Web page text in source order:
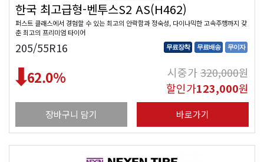
한국 최고급형-벤투스S2 AS(H462)
퍼스트 클래스에서 경험할 수 있는 최고의 안락함과 정숙성, 다이나믹한 고속주행까지 갖
춘 최고의 프리미엄 타이어
205/55R16 무료장착 무료배송 무이자
62.0% 시중가320,000원
할인가123,000원
장바구니 담기 바로가기